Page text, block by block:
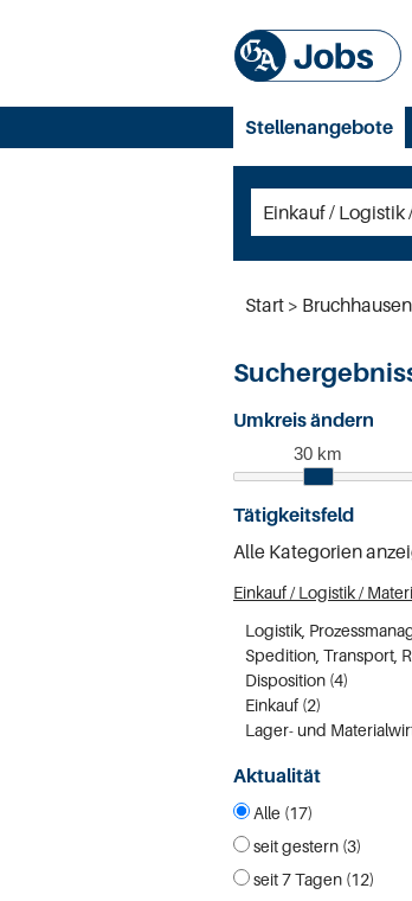
Stellenangebote
Start Bruchhausen
Umkreis ändern
30 km
Tätigkeitsfeld
Alle Kategorien
Einkauf / Logistik /
Logistik,
Spedition, Transport,
Disposition (4)
Einkauf (2)
Lager- und
Aktualität
Alle (17)
seit gestern (3)
seit 7 Tagen (12)